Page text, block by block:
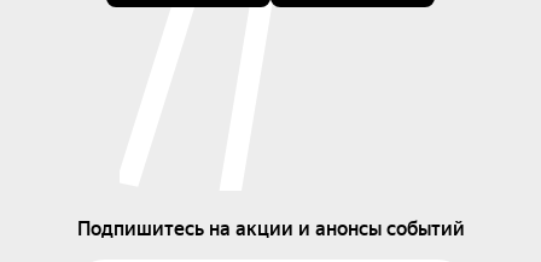
Подпишитесь на акции и анонсы событий